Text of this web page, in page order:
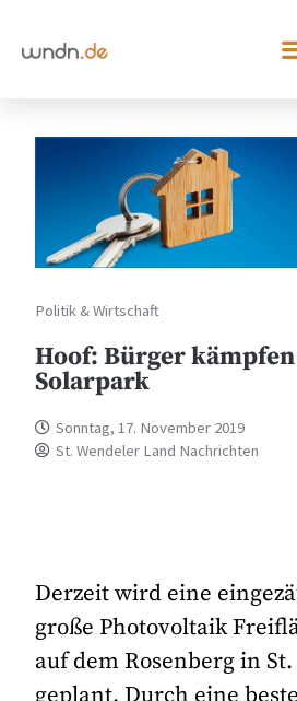
Politik & Wirtschaft
Hoof: Bürger kämpfen
Solarpark
Sonntag, 17. November 2019
St. Wendeler Land Nachrichten
Derzeit wird eine
große Photovoltaik
auf dem Rosenberg in